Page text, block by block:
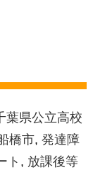
葉県公立高校
橋市, 発達障
ト , 放課後等